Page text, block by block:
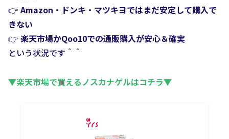
👉Amazon・ドンキ・マツキヨではまだ安定して購入で
きない
👉 楽天市場かQoo10での通販購入が安心＆確実
という状況です＾＾
▼楽天市場で買えるノスカナゲルはコチラ▼